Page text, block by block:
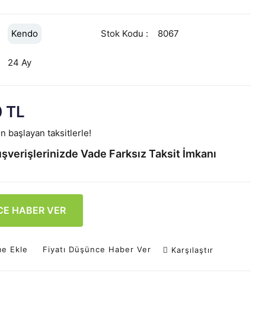
Kendo Stok Kodu
8067
24 Ay
TL
başlayan taksitlerle!
Vade Farksız Taksit İmkanı
HABER VER
Ekle Fiyatı Düşünce Haber Ver Karşılaştır